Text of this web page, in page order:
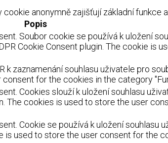
anonymně zajišťují základní funkce
Popis
Soubor cookie se používá k uložení
Cookie Consent plugin. The cookie is
zaznamenání souhlasu uživatele pro
for the cookies in the category
Cookies slouží k uložení souhlasu
The cookies is used to store the user
Cookie se používá k uložení souhlasu
is used to store the user consent for the